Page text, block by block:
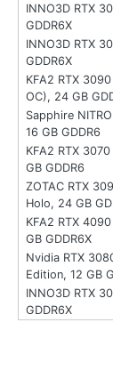
INNO3D RTX
GDDR6X
INNO3D RTX
GDDR6X
KFA2 RTX
OC), 24 GB
Sapphire
16 GB GDDR6
KFA2 RTX
GB GDDR6
ZOTAC RTX
Holo, 24 GB
KFA2 RTX
GB GDDR6X
Nvidia RTX
Edition, 12 GB
INNO3D RTX
GDDR6X